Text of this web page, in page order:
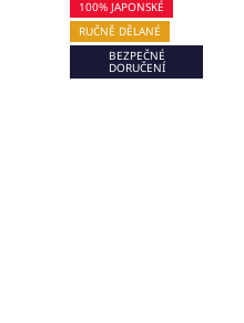
100% JAPONSKÉ
RUČNĚ DĚLANÉ
BEZPEČNÉ
DORUČENÍ